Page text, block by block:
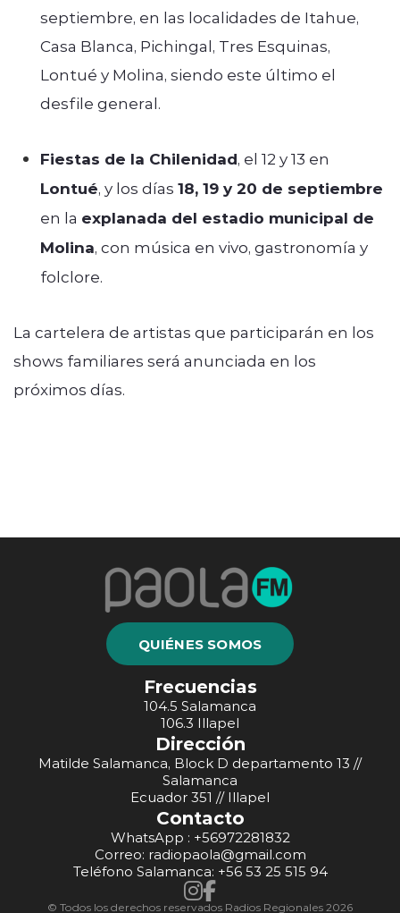
septiembre, en las localidades de Itahue,
Casa Blanca, Pichingal, Tres Esquinas,
Lontué y Molina, siendo este último el
desfile general.
Fiestas de la Chilenidad, el 12 y 13 en
Lontué, y los días 18, 19 y 20 de septiembre
en la explanada del estadio municipal de
Molina, con música en vivo, gastronomía y
folclore.
La cartelera de artistas que participarán en los
shows familiares será anunciada en los
próximos días.
QUIÉNES SOMOS
Frecuencias
104.5 Salamanca
106.3 Illapel
Dirección
Matilde Salamanca, Block D departamento 13 //
Salamanca
Ecuador 351 // Illapel
Contacto
WhatsApp : +56972281832
Correo: radiopaola@gmail.com
Teléfono Salamanca: +56 53 25 515 94
© Todos los derechos reservados Radios Regionales 2026